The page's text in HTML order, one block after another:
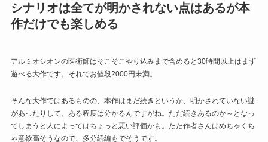
シナリオは全てが明かされない点はあるが本
作だけでも楽しめる
アルミオシオンの医術師はそこそこやり込みまで含めると30時間以上はまず
遊べる大作です。それでお値段2000円未満。
そんな大作ではあるものの、本作はまだ続きというか、明かされていない謎
があったりして、ある程度は分かるんですがね。ただ続きあるのか～となっ
てしまうと人によってはちょっと悪い評価かも。ただ作者さんはめちゃくち
ゃ意欲高そうなので、多分続編もでそうです。